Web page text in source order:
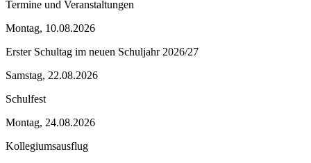
Termine und Veranstaltungen
Montag, 10.08.2026
Erster Schultag im neuen Schuljahr 2026/27
Samstag, 22.08.2026
Schulfest
Montag, 24.08.2026
Kollegiumsausflug